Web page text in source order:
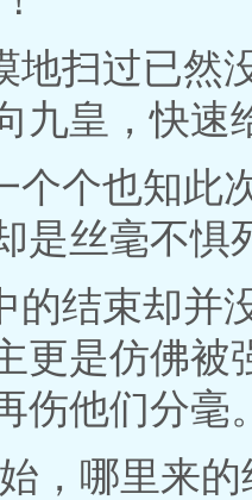
地扫过已然
九皇，快速
个个也知此
是丝毫不惧
的结束却并
更是仿佛被
伤他们分毫
，哪里来的